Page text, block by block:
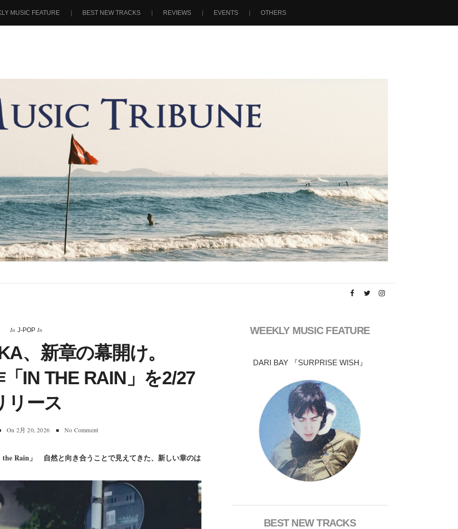
MUSIC FEATURE BEST NEW TRACKS REVIEWS EVENTS OTHERS
In J-POP In
、新章の幕開け。
IN THE RAIN」を2/27
リース
On 2月 20, 2026 No Comment
the Rain」 自然と向き合うことで見えてきた、新しい章のは
WEEKLY MUSIC FEATURE
DARI BAY 『SURPRISE WISH』
BEST NEW TRACKS